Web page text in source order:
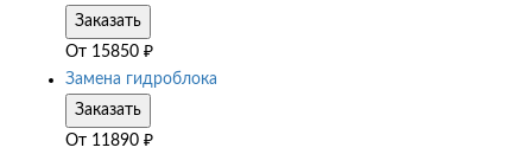
Заказать
От 15850 ₽
Замена гидроблока
Заказать
От 11890 ₽